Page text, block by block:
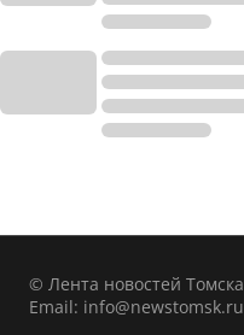
© Лента новостей Томска
Email: info@newstomsk.ru